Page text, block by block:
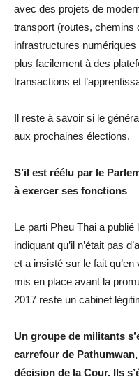
avec des projets de
transport (routes, chemins
infrastructures
plus facilement à des
transactions et
Il reste à savoir si le
aux prochaines élections.
S’il est réélu par le
à exercer ses fonctions
Le parti Pheu Thai a
indiquant qu’il n’était pas
et a insisté sur le fait
mis en place avant la
2017 reste un cabinet
Un groupe de militants
carrefour de
décision de la Cour. Ils